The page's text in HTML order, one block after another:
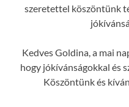
szeretettel köszöntünk
Kedves Goldina, a mai
hogy jókívánságokkal és
Köszöntünk és